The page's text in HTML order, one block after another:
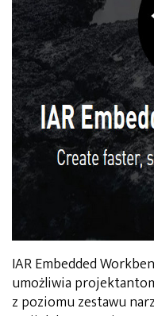
IAR Embedded
umożliwia
z poziomu zestawu